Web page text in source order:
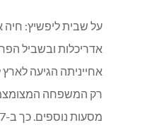
על שבית ליפשיץ: חיה
אדריכלות ובשביל
רק המשפחה
מסעות נוספים. כך ב-2007, נולדה "בשביל החוויה".